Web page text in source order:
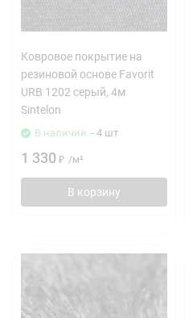
Ковровое покрытие на
резиновой основе Favorit
URB 1202 серый, 4м
Sintelon
В наличии - 4 шт
1 330 ₽ /м²
В корзину